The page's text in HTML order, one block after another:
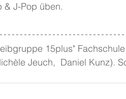
& J-Pop üben.
15plus"
Jeuch,  Daniel Kunz).